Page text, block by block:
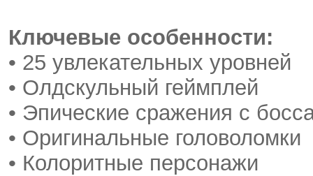
Ключевые особенности:
• 25 увлекательных уровней
• Олдскульный геймплей
• Эпические сражения с
• Оригинальные головоломки
• Колоритные персонажи